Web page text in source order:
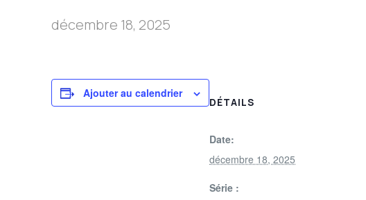
décembre 18, 2025
Ajouter au calendrier
DÉTAILS
Date:
décembre 18, 2025
Série :